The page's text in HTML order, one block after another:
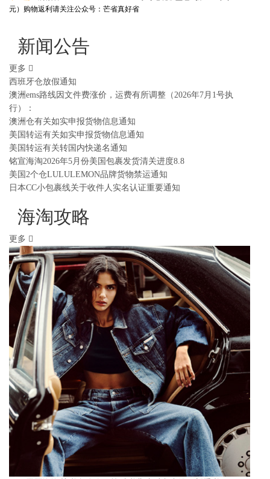
元）购物返利请关注公众号：芒省真好省
新闻公告
更多
西班牙仓放假通知
澳洲ems路线因文件费涨价，运费有所调整（2026年7月1号执
行）：
澳洲仓有关如实申报货物信息通知
美国转运有关如实申报货物信息通知
美国转运有关转国内快递名通知
铭宣海淘2026年5月份美国包裹发货清关进度8.8
美国2个仓LULULEMON品牌货物禁运通知
日本CC小包裹线关于收件人实名认证重要通知
海淘攻略
更多